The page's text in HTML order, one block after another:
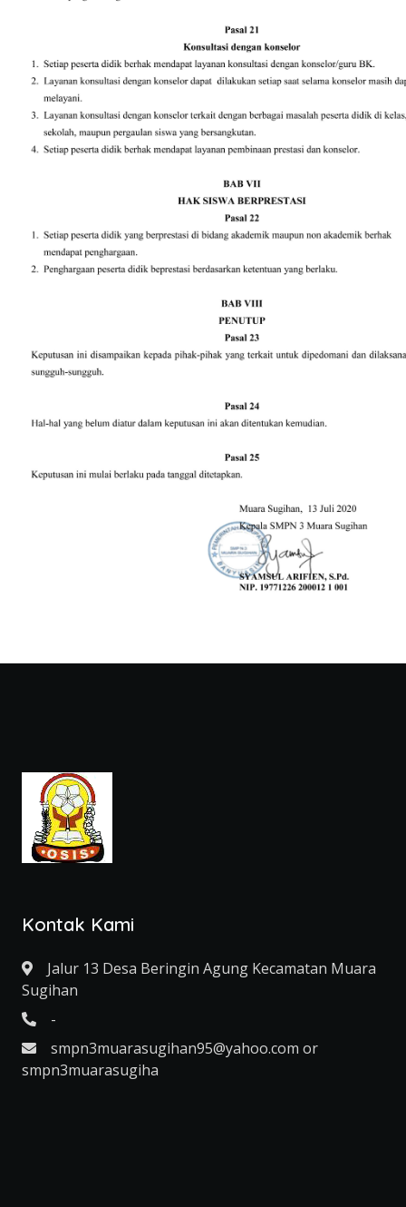
Kontak Kami
Jalur 13 Desa Beringin Agung Kecamatan Muara
Sugihan
-
smpn3muarasugihan95@yahoo.com or
smpn3muarasugiha